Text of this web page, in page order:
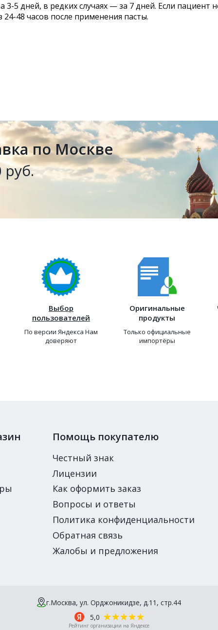
3-5 дней, в редких случаях — за 7 дней. Если
48 часов после применения пасты.
по Москве
руб.
Выбор
пользователей
По версии Яндекса Нам
доверяют
Оригинальные
продукты
Только официальные
импортёры
Помощь покупателю
Честный знак
Лицензии
Как оформить заказ
Вопросы и ответы
Политика конфиденциальности
Обратная связь
Жалобы и предложения
г.Москва, ул. Орджоникидзе, д.11, стр.44
5,0
Рейтинг организации на Яндексе